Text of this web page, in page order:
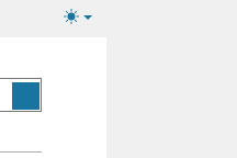
Lichte/donkere